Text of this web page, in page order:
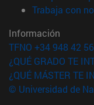
Trabaja con
Información
TFNO +34 948 42
¿QUÉ GRADO TE
¿QUÉ MÁSTER TE
© Universidad de